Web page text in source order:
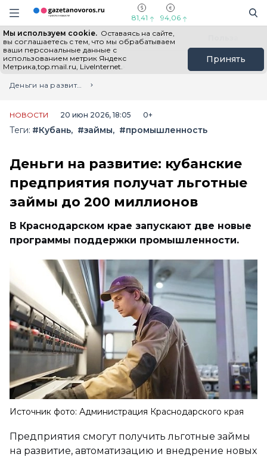
Информационный портал "ГазетаНоворос.ру"
Навигация сайта
81,41 94,06
Мы используем cookie. Оставаясь на сайте,
вы соглашаетесь с тем, что мы обрабатываем
ваши персональные данные с
использованием метрик Яндекс
Метрика,top.mail.ru, LiveInternet.
Принять
Все новости Новости России
Главная
Лента новостей
Деньги на развитие: кубанские предприятия получат льготные займы до 200 миллионов
НОВОСТИ 20 июн 2026, 18:05 0+
Теги: #Кубань #займы #промышленность
Деньги на развитие: кубанские
предприятия получат льготные
займы до 200 миллионов
В Краснодарском крае запускают две новые
программы поддержки промышленности.
Источник фото: Администрация Краснодарского края
Предприятия смогут получить льготные займы
на развитие, автоматизацию и внедрение новых